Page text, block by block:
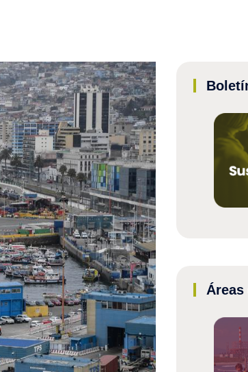
Áreas